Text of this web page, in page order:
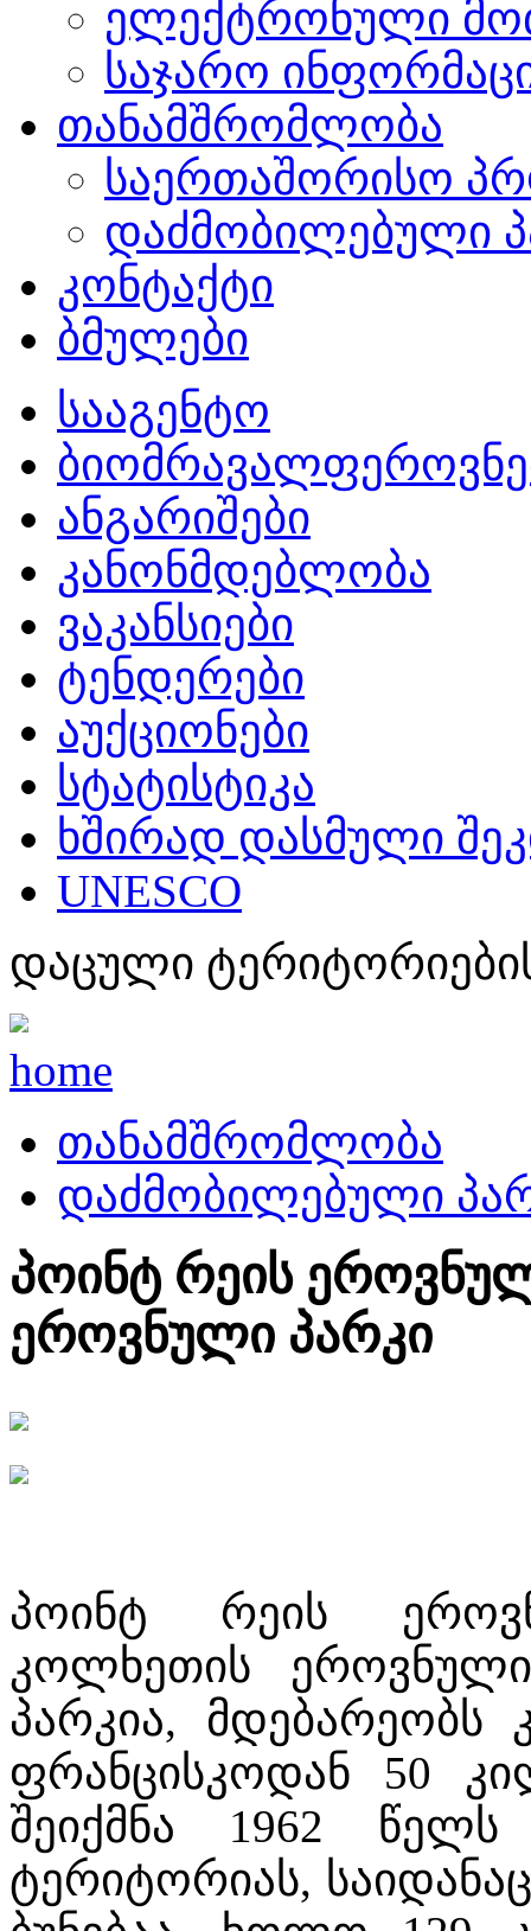
ელექტრონული
საჯარო
თანამშრომლობა
საერთაშორისო
დაძმობილებული
კონტაქტი
ბმულები
სააგენტო
ანგარიშები
კანონმდებლობა
ვაკანსიები
ტენდერები
აუქციონები
სტატისტიკა
ხშირად დასმული
UNESCO
დაცული
home
თანამშრომლობა
დაძმობილებული
პოინტ რეის
ეროვნული პარკი
პოინტ რეის
კოლხეთის
პარკია, მდებარეობს
ფრანცისკოდან 50
შეიქმნა 1962
ტერიტორიას,